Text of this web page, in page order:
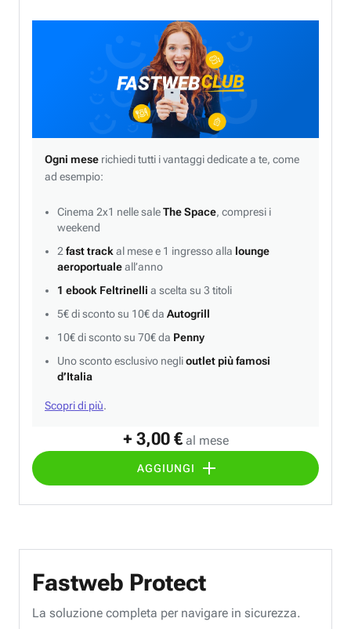
+ 3,00 € al mese
AGGIUNGI
Ogni mese richiedi tutti i vantaggi dedicate a te, come
ad esempio:
Cinema 2x1 nelle saleThe Space, compresi i
weekend
2 fast track al mese e 1 ingresso alla lounge
aeroportualeall’anno
1 ebook Feltrinelli a scelta su 3 titoli
5€ di sconto su 10€ da Autogrill
10€ di sconto su 70€ da Penny
Uno sconto esclusivo neglioutlet più famosi
d’Italia
Scopri di più.
Fastweb Protect
La soluzione completa per navigare in sicurezza.